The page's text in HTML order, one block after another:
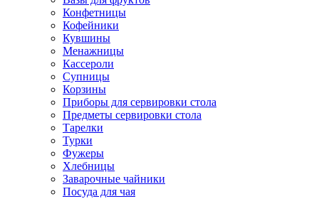
Конфетницы
Кофейники
Кувшины
Менажницы
Кассероли
Супницы
Корзины
Приборы для сервировки стола
Предметы сервировки стола
Тарелки
Турки
Фужеры
Хлебницы
Заварочные чайники
Посуда для чая